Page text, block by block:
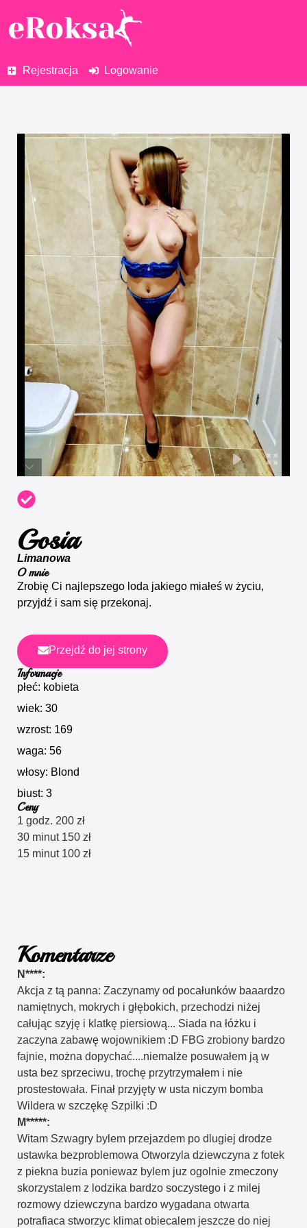
Rejestracja Logowanie
Gosia
Limanowa
O mnie
Zrobię Ci najlepszego loda jakiego miałeś w życiu,
przyjdź i sam się przekonaj.
Przejdź do jej strony
Informacje
płeć: kobieta
wiek: 30
wzrost: 169
waga: 56
włosy: Blond
biust: 3
Ceny
1 godz. 200 zł
30 minut 150 zł
15 minut 100 zł
Komentarze
N****:
Akcja z tą panna: Zaczynamy od pocałunków baaardzo
namiętnych, mokrych i głębokich, przechodzi niżej
całując szyję i klatkę piersiową... Siada na łóżku i
zaczyna zabawę wojownikiem :D FBG zrobiony bardzo
fajnie, można dopychać....niemalże posuwałem ją w
usta bez sprzeciwu, trochę przytrzymałem i nie
prostestowała. Finał przyjęty w usta niczym bomba
Wildera w szczękę Szpilki :D
M*****:
Witam Szwagry bylem przejazdem po dlugiej drodze
ustawka bezproblemowa Otworzyla dziewczyna z fotek
z piekna buzia poniewaz bylem juz ogolnie zmeczony
skorzystalem z lodzika bardzo soczystego i z milej
rozmowy dziewczyna bardzo wygadana otwarta
potrafiaca stworzyc klimat obiecalem jeszcze do niej